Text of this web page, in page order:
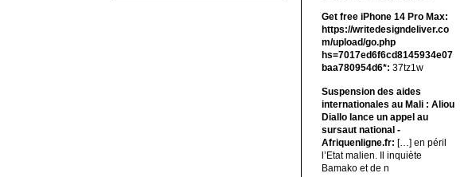
Get free iPhone 14 Pro Max:
https://writedesigndeliver.co
m/upload/go.php
hs=7017ed6f6cd8145934e07
baa780954d6*: 37tz1w
Suspension des aides
internationales au Mali : Aliou
Diallo lance un appel au
sursaut national -
Afriquenligne.fr: […] en péril
l’Etat malien. Il inquiète
Bamako et de n